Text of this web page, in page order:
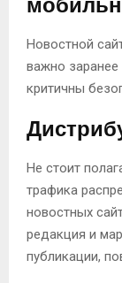
Новостной
важно заранее
критичны
Не стоит
трафика
новостных
редакция и
публикации,